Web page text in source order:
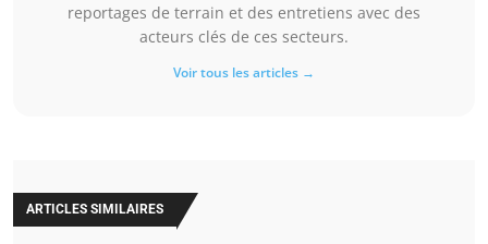
reportages de terrain et des entretiens avec des
acteurs clés de ces secteurs.
Voir tous les articles →
ARTICLES SIMILAIRES